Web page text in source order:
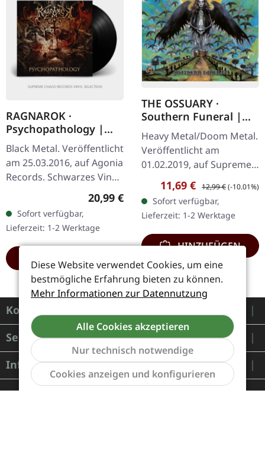
RAGNAROK ·
Psychopathology |
BLACK LP
Black Metal. Veröffentlicht
am 25.03.2016, auf Agonia
Records. Schwarzes Vinyl.
Die norwegischen Black
Metal Giganten Ragnarok
entfesseln mit…
Regulärer Preis:
20,99 €
Sofort verfügbar,
Lieferzeit: 1-2 Werktage
HINZUFÜGEN
THE OSSUARY ·
Southern Funeral |
DIGIPAK CD
Heavy Metal/Doom Metal.
Veröffentlicht am
01.02.2019, auf Supreme
Chaos Records.
Erstauflage als CD im
DigiPak mit 12-seitigem
Booklet. Geht es dir…
Verkaufspreis:
11,69 € Regulärer Preis:
12,99 €(-10.01%)
Sofort verfügbar,
Lieferzeit: 1-2 Werktage
HINZUFÜGEN
Kontakt
Service
Informationen
Diese Website verwendet Cookies, um eine
bestmögliche Erfahrung bieten zu können.
Mehr Informationen zur Datennutzung
Alle Cookies akzeptieren
Nur technisch notwendige
Cookies anzeigen und konfigurieren